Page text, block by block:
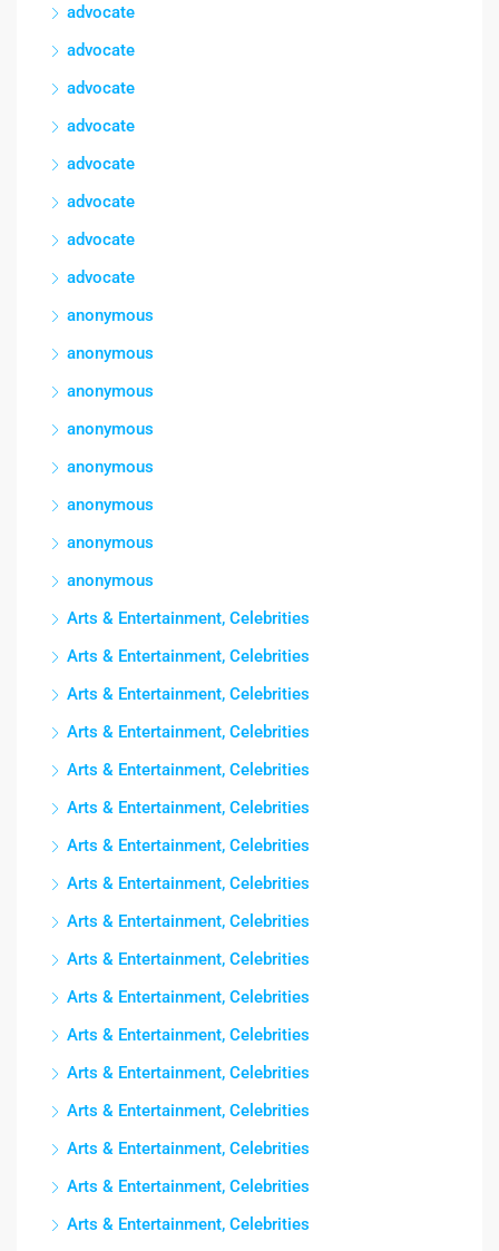
advocate
advocate
advocate
advocate
advocate
advocate
advocate
advocate
anonymous
anonymous
anonymous
anonymous
anonymous
anonymous
anonymous
anonymous
Arts & Entertainment, Celebrities
Arts & Entertainment, Celebrities
Arts & Entertainment, Celebrities
Arts & Entertainment, Celebrities
Arts & Entertainment, Celebrities
Arts & Entertainment, Celebrities
Arts & Entertainment, Celebrities
Arts & Entertainment, Celebrities
Arts & Entertainment, Celebrities
Arts & Entertainment, Celebrities
Arts & Entertainment, Celebrities
Arts & Entertainment, Celebrities
Arts & Entertainment, Celebrities
Arts & Entertainment, Celebrities
Arts & Entertainment, Celebrities
Arts & Entertainment, Celebrities
Arts & Entertainment, Celebrities